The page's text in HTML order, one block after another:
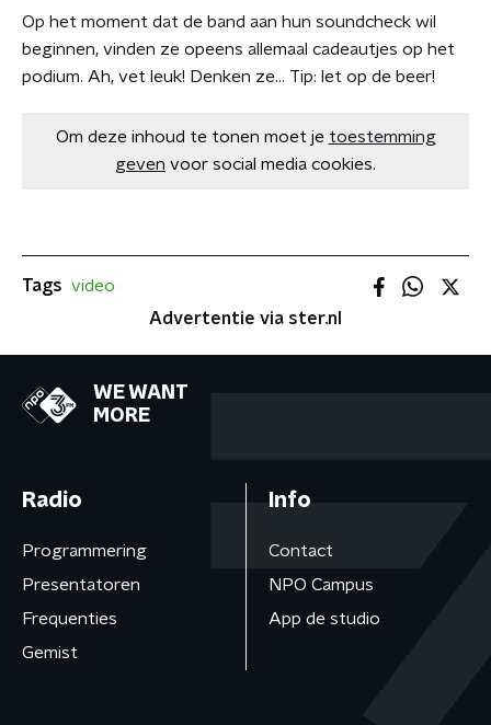
Op het moment dat de band aan hun soundcheck wil
beginnen, vinden ze opeens allemaal cadeautjes op het
podium. Ah, vet leuk! Denken ze... Tip: let op de beer!
Om deze inhoud te tonen moet je toestemming
geven voor social media cookies.
Tags video
Advertentie via ster.nl
WE WANT
MORE
Radio
Programmering
Presentatoren
Frequenties
Gemist
Info
Contact
NPO Campus
App de studio